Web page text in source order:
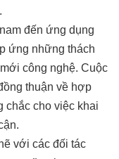
đến ứng dụng
ứng những thách
công nghệ. Cuộc
thuận về hợp
chắc cho việc khai
với các đối tác